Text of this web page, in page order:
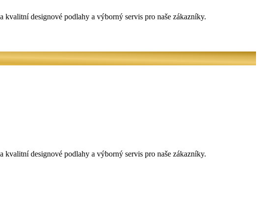
kvalitní designové podlahy a výborný servis pro naše zákazníky.
kvalitní designové podlahy a výborný servis pro naše zákazníky.